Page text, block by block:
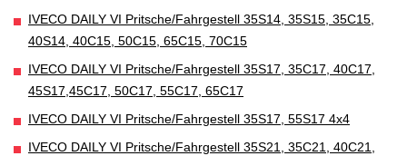
IVECO DAILY VI Pritsche/Fahrgestell 35S14, 35S15, 35C15,
40S14, 40C15, 50C15, 65C15, 70C15
IVECO DAILY VI Pritsche/Fahrgestell 35S17, 35C17, 40C17,
45S17,45C17, 50C17, 55C17, 65C17
IVECO DAILY VI Pritsche/Fahrgestell 35S17, 55S17 4x4
IVECO DAILY VI Pritsche/Fahrgestell 35S21, 35C21, 40C21,